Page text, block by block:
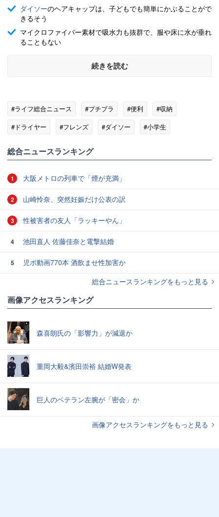
ダイソーのヘアキャップは、子どもでも簡単にかぶることがで
きるそう
マイクロファイバー素材で吸水力も抜群で、服や床に水が垂れ
ることもない
続きを読む
#ライフ総合ニュース #プチプラ #便利
#収納
#ドライヤー
#フレンズ #ダイソー #小学生
総合ニュースランキング
1 大阪メトロの列車で「煙が充満」
2 山崎怜奈、突然妊娠だけ公表の訳
3 性被害者の友人「ラッキーやん」
4 池田直人 佐藤佳奈と電撃結婚
5
児ポ動画770本 酒飲ませ性加害か
総合ニュースランキングをもっと見る
画像アクセスランキング
森喜朗氏の「影響力」が減退か
重岡大毅&濱田崇裕 結婚W発表
巨人のベテラン左腕が「密会」か
画像アクセスランキングをもっと見る